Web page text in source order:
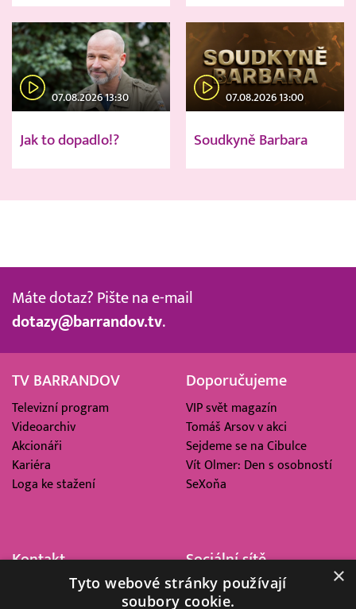
07.08.2026 13:30
Jak to dopadlo!?
07.08.2026 13:00
Soudkyně Barbara
Máte dotaz? Pište na e-mail
dotazy@barrandov.tv.
TV BARRANDOV
Televizní program
Videoarchiv
Akcionáři
Kariéra
Loga ke stažení
Doporučujeme
VIP svět magazín
Tomáš Arsov v akci
Sejdeme se na Cibulce
Vít Olmer: Den s osobností
SeXoňa
Kontakt
Barrandov Televizní Studio,
Sociální sítě
×
Tyto webové stránky používají
soubory cookie.